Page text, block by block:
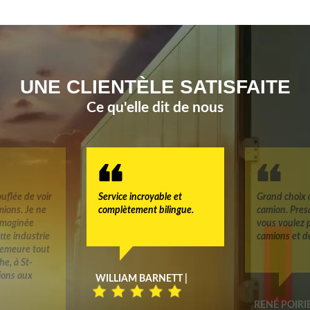
UNE CLIENTÈLE SATISFAITE
Ce qu'elle dit de nous
de voir
Je ne
industrie
tout
à St-
aux
Service incroyable et
complètement bilingue.
WILLIAM BARNETT |
Grand choix
camion.
vous voulez
camions et
RENÉ